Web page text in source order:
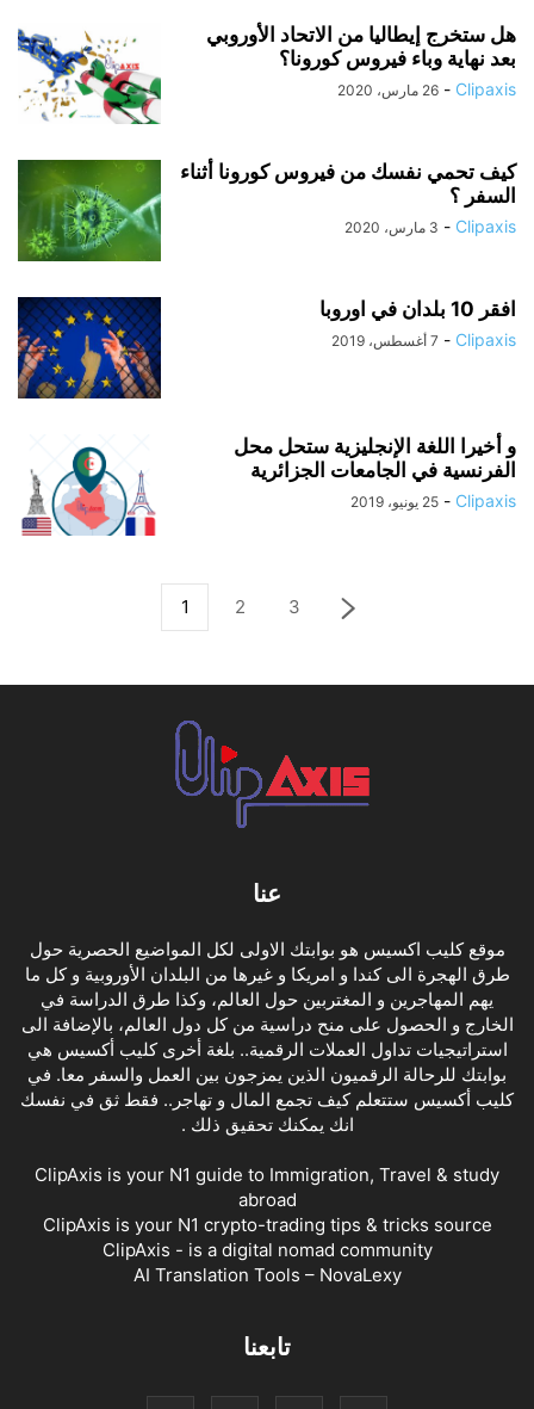
هل ستخرج إيطاليا من الاتحاد الأوروبي
بعد نهاية وباء فيروس كورونا؟
Clipaxis
- 26 مارس، 2020
كيف تحمي نفسك من فيروس كورونا أثناء
السفر ؟
Clipaxis
- 3 مارس، 2020
افقر 10 بلدان في اوروبا
Clipaxis
- 7 أغسطس، 2019
و أخيرا اللغة الإنجليزية ستحل محل
الفرنسية في الجامعات الجزائرية
Clipaxis
- 25 يونيو، 2019
1 2 3
عنا
موقع كليب اكسيس هو بوابتك الاولى لكل المواضيع الحصرية حول
طرق الهجرة الى كندا و امريكا و غيرها من البلدان الأوروبية و كل ما
يهم المهاجرين و المغتربين حول العالم، وكذا طرق الدراسة في
الخارج و الحصول على منح دراسية من كل دول العالم، بالإضافة الى
استراتيجيات تداول العملات الرقمية.. بلغة أخرى كليب أكسيس هي
بوابتك للرحالة الرقميون الذين يمزجون بين العمل والسفر معا. في
كليب أكسيس ستتعلم كيف تجمع المال و تهاجر.. فقط ثق في نفسك
انك يمكنك تحقيق ذلك .
ClipAxis is your N1 guide to Immigration, Travel & study
abroad
ClipAxis is your N1 crypto-trading tips & tricks source
ClipAxis - is a digital nomad community
AI Translation Tools – NovaLexy
تابعنا